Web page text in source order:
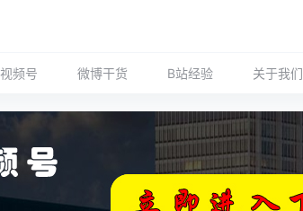
视频号 微博干货 B站经验 关于我们